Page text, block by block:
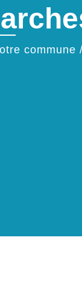
commune /